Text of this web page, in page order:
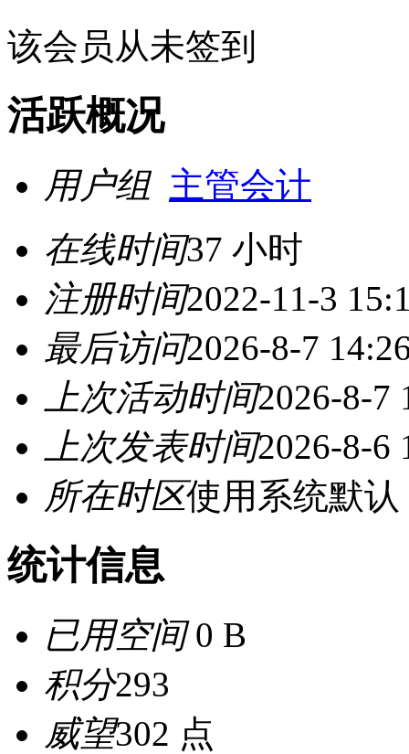
该会员从未签到
活跃概况
用户组 主管会计
在线时间37 小时
注册时间2022-11-3
最后访问2026-8-7
上次活动时间2026-8-7
上次发表时间2026-8-6
所在时区使用系统默认
统计信息
已用空间0 B
积分293
威望302 点